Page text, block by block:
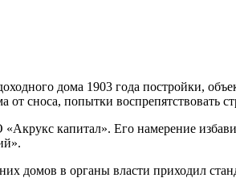
дома 1903 года постройки,
от сноса, попытки воспрепятствовать
капитал». Его намерение
домов в органы власти приходил